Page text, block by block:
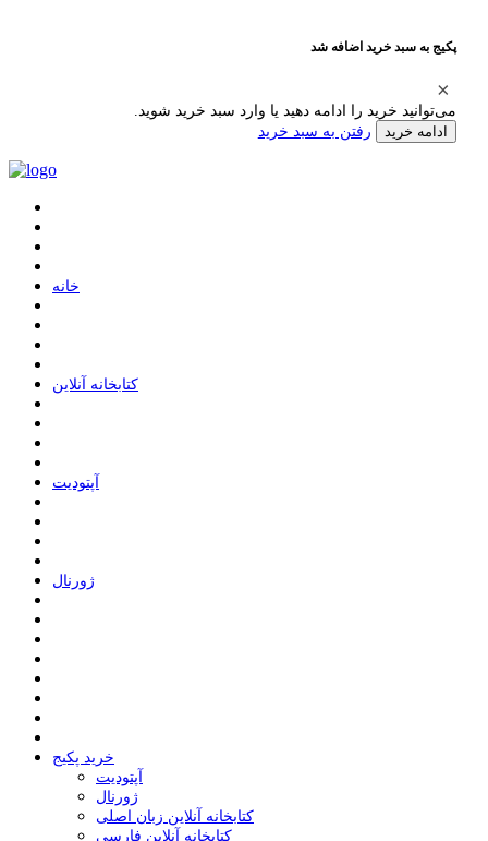
پکیج به سبد خرید اضافه شد
می‌توانید خرید را ادامه دهید یا وارد سبد خرید شوید.
ادامه خرید رفتن به سبد خرید
ﺧﺎﻧﻪ
ﮐﺘﺎﺑﺨﺎﻧﻪ ﺁﻧﻼﯾﻦ
ﺁﭘﺘﻮﺩﯾﺖ
ﮊﻭﺭﻧﺎﻝ
خرید پکیج
ﺁﭘﺘﻮﺩﯾﺖ
ﮊﻭﺭﻧﺎﻝ
کتابخانه آنلاین زبان اصلی
کتابخانه آنلاین فارسی